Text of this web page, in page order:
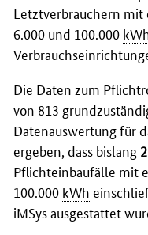
Letztverbrauchern mit
6.000 und 100.000
Die Daten zum
von 813
Datenauswertung für
ergeben, dass bislang
Pflichteinbaufälle mit
100.000 kWh
iMSysausgestattet